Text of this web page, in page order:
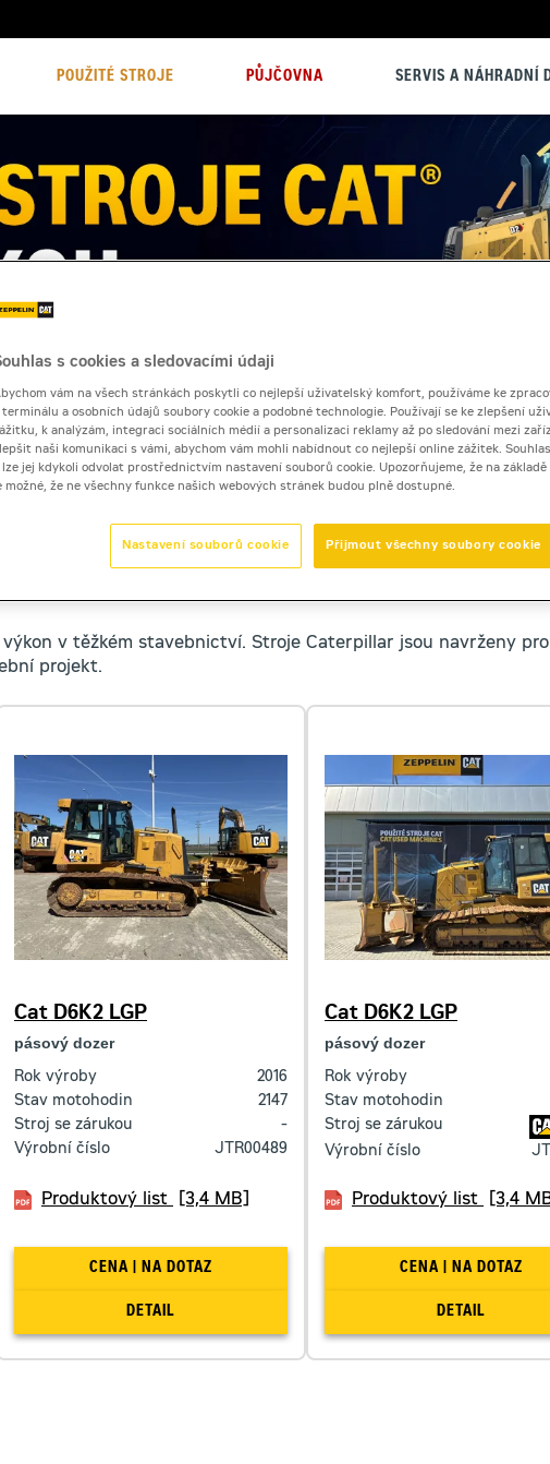
POUŽITÉ STROJE PŮJČOVNA SERVIS A NÁHRADNÍ
v těžkém stavebnictví. Stroje Caterpillar jsou navrženy
projekt.
Cat D6K2 LGP
pásový dozer
Rok výroby
2016
Stav motohodin
2147
Stroj se zárukou
-
Výrobní číslo
JTR00489
Produktový list [3,4 MB]
CENA | NA DOTAZ
DETAIL
Cat D6K2 LGP
pásový dozer
Rok výroby
Stav motohodin
Stroj se zárukou
Výrobní číslo
Produktový list [3,4
CENA | NA DOTAZ
DETAIL
s cookies a sledovacími údaji
vám na všech stránkách poskytli co nejlepší uživatelský komfort, používáme ke
terminálu a osobních údajů soubory cookie a podobné technologie. Používají se ke zlepšení
k analýzám, integraci sociálních médií a personalizaci reklamy až po sledování mezi
naši komunikaci s vámi, abychom vám mohli nabídnout co nejlepší online zážitek.
lze jej kdykoli odvolat prostřednictvím nastavení souborů cookie. Upozorňujeme, že na základě
možné, že ne všechny funkce našich webových stránek budou plně dostupné.
Přijmout všechny soubory cookie
Nastavení souborů cookie